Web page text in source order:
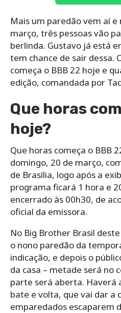
Mais um paredão vem aí
março, três pessoas vão
berlinda. Gustavo já está
tem chance de sair dessa.
começa o BBB 22 hoje e
edição, comandada por
Que horas
hoje?
Que horas começa o BBB
domingo, 20 de março,
de Brasília, logo após a
programa ficará 1 hora e
encerrado às 00h30, de
oficial da emissora.
No Big Brother Brasil
o nono paredão da
indicação, e depois o
da casa – metade será no
parte será aberta. Haverá
bate e volta, que vai dar a
emparedados escaparem